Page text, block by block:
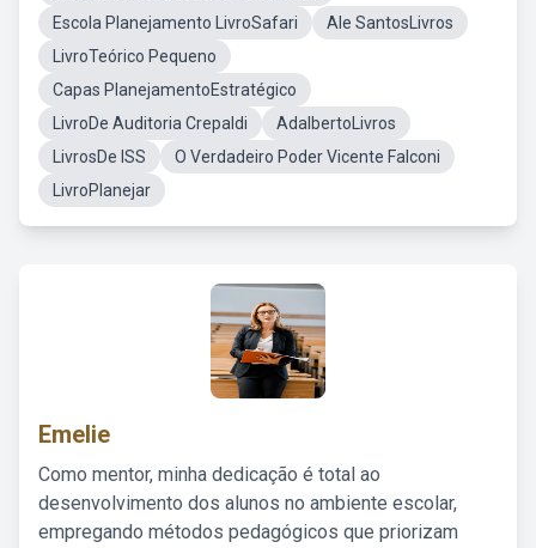
Escola Planejamento LivroSafari
Ale SantosLivros
LivroTeórico Pequeno
Capas PlanejamentoEstratégico
LivroDe Auditoria Crepaldi
AdalbertoLivros
LivrosDe ISS
O Verdadeiro Poder Vicente Falconi
LivroPlanejar
Emelie
Como mentor, minha dedicação é total ao
desenvolvimento dos alunos no ambiente escolar,
empregando métodos pedagógicos que priorizam